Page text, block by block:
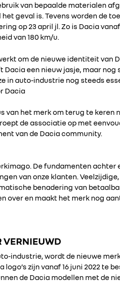
van bepaalde materialen
geval is. Tevens worden de
op 23 april jl. Zo is Dacia
van 180 km/u.
om de nieuwe identiteit van
een nieuw jasje, maar
in auto-industrie nog steeds
Dacia
van het merk om terug te keren
de associatie op met
van de Dacia community.
De fundamenten
van onze klanten.
benadering van
over en maakt het merk nog
VERNIEUWD
industrie, wordt de nieuwe
zijn vanaf 16 juni 2022 te
de Dacia modellen met de